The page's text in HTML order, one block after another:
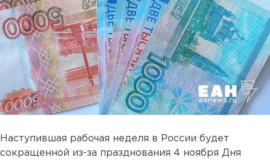
Наступившая рабочая неделя в России будет
сокращенной из-за празднования 4 ноября Дня